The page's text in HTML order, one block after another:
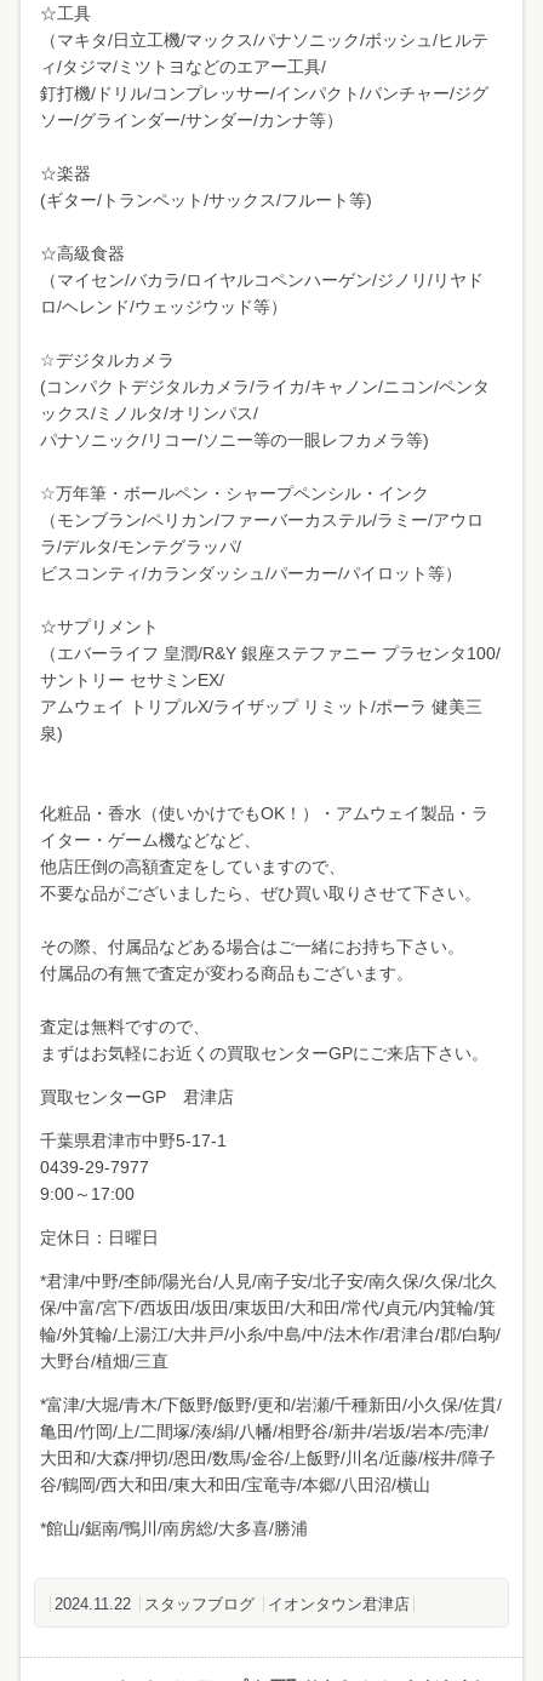
☆工具
（マキタ/日立工機/マックス/パナソニック/ボッシュ/ヒルテ
ィ/タジマ/ミツトヨなどのエアー工具/
釘打機/ドリル/コンプレッサー/インパクト/パンチャー/ジグ
ソー/グラインダー/サンダー/カンナ等）
☆楽器
(ギター/トランペット/サックス/フルート等)
☆高級食器
（マイセン/バカラ/ロイヤルコペンハーゲン/ジノリ/リヤド
ロ/ヘレンド/ウェッジウッド等）
☆デジタルカメラ
(コンパクトデジタルカメラ/ライカ/キャノン/ニコン/ペンタ
ックス/ミノルタ/オリンパス/
パナソニック/リコー/ソニー等の一眼レフカメラ等)
☆万年筆・ボールペン・シャープペンシル・インク
（モンブラン/ペリカン/ファーバーカステル/ラミー/アウロ
ラ/デルタ/モンテグラッパ/
ビスコンティ/カランダッシュ/パーカー/パイロット等）
☆サプリメント
（エバーライフ 皇潤/R&Y 銀座ステファニー プラセンタ100/
サントリー セサミンEX/
アムウェイ トリプルX/ライザップ リミット/ポーラ 健美三
泉)
化粧品・香水（使いかけでもOK！）・アムウェイ製品・ラ
イター・ゲーム機などなど、
他店圧倒の高額査定をしていますので、
不要な品がございましたら、ぜひ買い取りさせて下さい。
その際、付属品などある場合はご一緒にお持ち下さい。
付属品の有無で査定が変わる商品もございます。
査定は無料ですので、
まずはお気軽にお近くの買取センターGPにご来店下さい。
買取センターGP 君津店
千葉県君津市中野5-17-1
0439-29-7977
9:00～17:00
定休日：日曜日
*君津/中野/杢師/陽光台/人見/南子安/北子安/南久保/久保/北久
保/中富/宮下/西坂田/坂田/東坂田/大和田/常代/貞元/内箕輪/箕
輪/外箕輪/上湯江/大井戸/小糸/中島/中/法木作/君津台/郡/白駒/
大野台/植畑/三直
*富津/大堀/青木/下飯野/飯野/更和/岩瀬/千種新田/小久保/佐貫/
亀田/竹岡/上/二間塚/湊/絹/八幡/相野谷/新井/岩坂/岩本/売津/
大田和/大森/押切/恩田/数馬/金谷/上飯野/川名/近藤/桜井/障子
谷/鶴岡/西大和田/東大和田/宝竜寺/本郷/八田沼/横山
*館山/鋸南/鴨川/南房総/大多喜/勝浦
2024.11.22 スタッフブログ イオンタウン君津店